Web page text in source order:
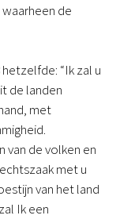
de
“Ik zal u
de landen
met
van de volken en
met u
van het land
Ik een